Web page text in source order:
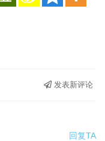
发表新评论
回复TA